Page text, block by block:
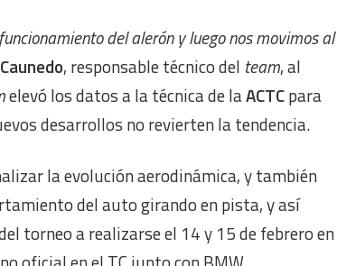
del alerón y luego nos movimos al
, responsable técnico del team, al
elevó los datos a la técnica de laACTCpara
desarrollos no revierten la tendencia.
la evolución aerodinámica, y también
del auto girando en pista, y así
torneo a realizarse el 14 y 15 de febrero en